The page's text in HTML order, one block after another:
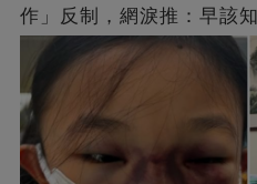
作」反制，網淚推：早該